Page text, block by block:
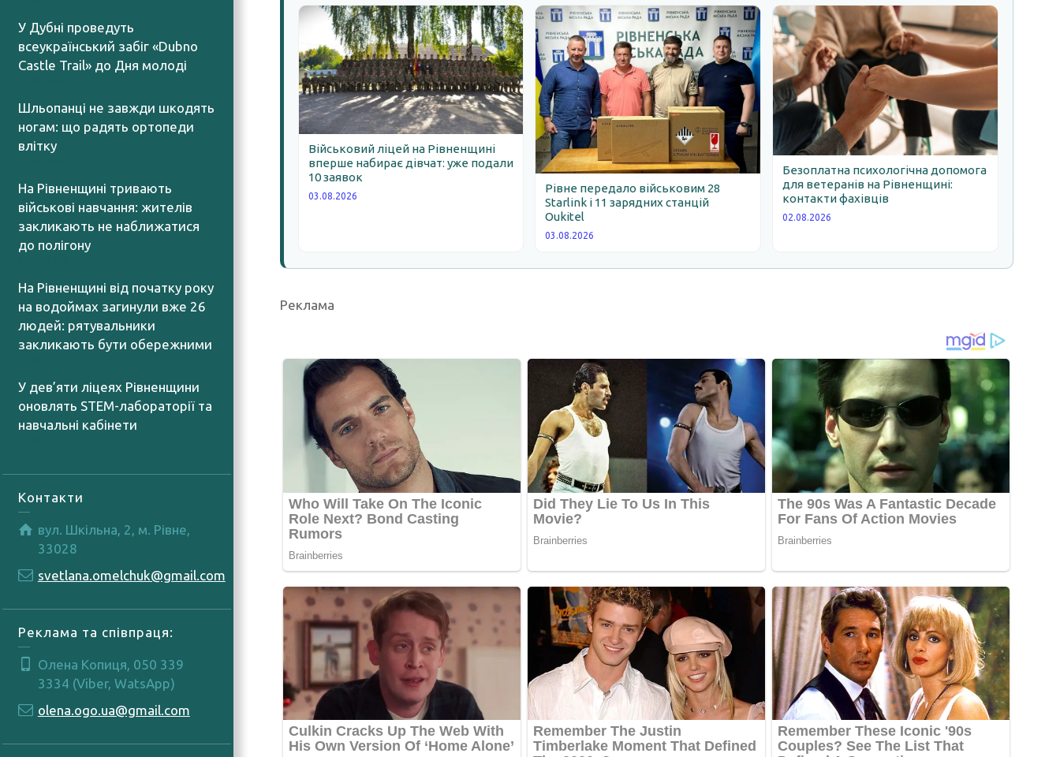
У Дубні проведуть
всеукраїнський забіг «Dubno
Castle Trail» до Дня молоді
Шльопанці не завжди шкодять
ногам: що радять ортопеди
влітку
На Рівненщині тривають
військові навчання: жителів
закликають не наближатися
до полігону
На Рівненщині від початку року
на водоймах загинули вже 26
людей: рятувальники
закликають бути обережними
У дев’яти ліцеях Рівненщини
оновлять STEM-лабораторії та
навчальні кабінети
Контакти
вул. Шкільна, 2, м. Рівне,
33028
svetlana.omelchuk@gmail.com
Реклама та співпраця:
Олена Копиця, 050 339
3334 (Viber, WatsApp)
olena.ogo.ua@gmail.com
Військовий ліцей на Рівненщині
вперше набирає дівчат: уже подали
10 заявок
03.08.2026
Рівне передало військовим 28
Starlink і 11 зарядних станцій
Oukitel
03.08.2026
Безоплатна психологічна допомога
для ветеранів на Рівненщині:
контакти фахівців
02.08.2026
Реклама